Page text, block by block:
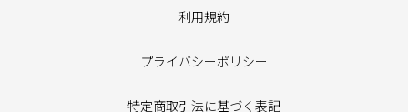
利用規約
プライバシーポリシー
特定商取引法に基づく表記